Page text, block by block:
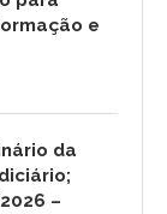
e
da
–